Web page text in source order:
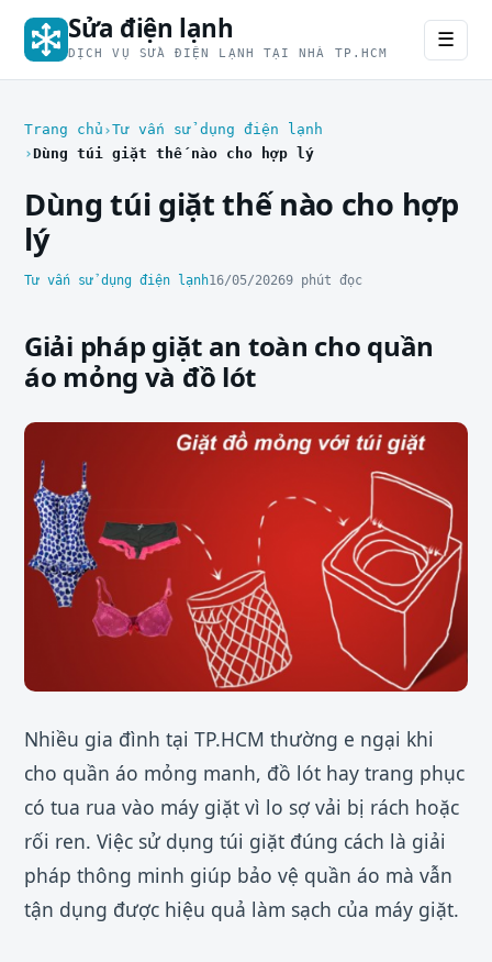
Sửa điện lạnh
DỊCH VỤ SỬA ĐIỆN LẠNH TẠI NHÀ TP.HCM
☰
Trang chủ Tư vấn sử dụng điện lạnh
Dùng túi giặt thế nào cho hợp lý
Dùng túi giặt thế nào cho hợp
lý
Tư vấn sử dụng điện lạnh16/05/20269 phút đọc
Giải pháp giặt an toàn cho quần
áo mỏng và đồ lót
Nhiều gia đình tại TP.HCM thường e ngại khi
cho quần áo mỏng manh, đồ lót hay trang phục
có tua rua vào máy giặt vì lo sợ vải bị rách hoặc
rối ren. Việc sử dụng túi giặt đúng cách là giải
pháp thông minh giúp bảo vệ quần áo mà vẫn
tận dụng được hiệu quả làm sạch của máy giặt.